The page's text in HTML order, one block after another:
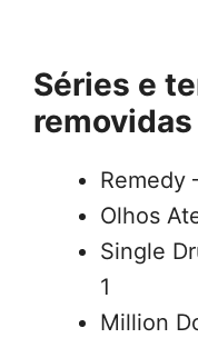
Séries e
Remedy
Olhos
Single
1
Million